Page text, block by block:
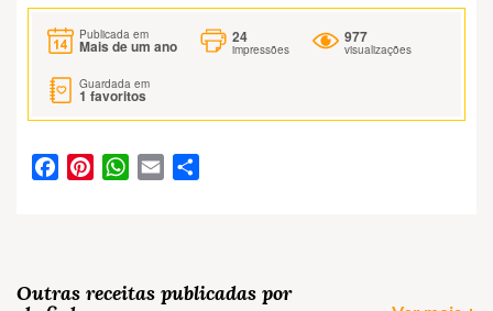
Publicada em
Mais de um ano
24
impressões
977
visualizações
Guardada em
1 favoritos
FacebookPinterestWhatsApp
Email
Outras receitas publicadas por